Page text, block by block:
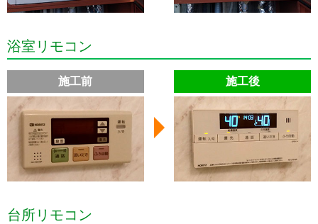
浴室リモコン
施工前 施工後
台所リモコン